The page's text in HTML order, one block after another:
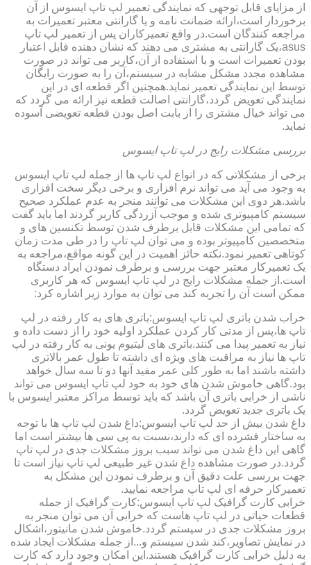
از مزایای قابل توجهی که نمایندگی تعمیر لپ تاپ ایسوس از آن
برخوردار است،ارائه ضمانت نامه و یا گارانتی معتبر تعمیرات به
مراجعه کنندگان است.در واقع تعمیرکاران پس از تعمیر لپ تاپ
asus،یک گارانتی به مشتری می دهند که نشان دهنده قابل اعتبار
بودن تعمیرات است و با استفاده از آن،کاربر می تواند در صورت
مشاهده مجدد مشکل مشابه در سیستم،آن را به صورت رایگان
توسط این نمایندگی تعمیر نماید.همچنین اگر قطعه ای در این
نمایندگی تعویض گردد،گارانتی اصالت قطعه نیز ارائه می گردد که
می تواند خیال مشتری را از بابت اصل بودن قطعه تعویضی آسوده
نماید.
بررسی مشکلات رایج در لپ تاپ ایسوس
برخی از مشکلاتی که در انواع لپ تاپ ها از جمله لپ تاپ ایسوس
به وجود می آید می تواند نرم افزاری و برخی دیگر سخت افزاری
باشد.هر دوی این مشکلات می توانند منجر به عدم عملکرد صحیح
سیستم کامپیوتری شده و موجب آزردگی کاربر گردند اما باید گفت
که تمامی این مشکلات قابل برطرف شدن توسط تکنسین های و
متخصصین کامپیوتر بوده و می توان لپ تاپ را در طی مدت زمان
کوتاهی تعمیر نمود.نکته حائز اهمیت در این گونه مواقع،مراجعه به
یک تعمیرکار معتبر جهت بررسی و برطرف نمودن ایراد دستگاه
است.از جمله مشکلات رایج در لپ تاپ ایسوس که هر کاربری
ممکن است آن را تجربه کند می توان به موارد زیر اشاره کرد:
خراب شدن باتری لپ تاپ ایسوس:باتری های به کار رفته در لپ
تاپ ها،پس از مدتی کار کردن عملکرد اولیه خود را از دست داده و
نیاز به تعمیر پیدا می کنند.باتری های لیتیوم یونی به کار رفته در لپ
تاپ ها نیاز به مراقبت های ویژه ای داشته تا طول عمر بالاتری
داشته باشند اما به طور کلی عمر مفید آنها دو تا سه سال خواهد
بود.گاهی خاموش شدن های خود به خود لپ تاپ ایسوس می تواند
ناشی از خرابی باتری آن باشد که باید توسط مراکز معتبر ایسوس با
یک باتری جدید تعویض گردد.
داغ شدن بیش از حد لپ تاپ ایسوس:داغ شدن لپ تاپ ها با توجه
به ساختار فشرده ای که دارند،نسبت به پی سی ها بیشتر است اما
گاهی این داغ شدن می تواند سبب بروز مشکلات جدی در لپ تاپ
گردد.در صورت مشاهده داغ شدن غیر طبیعی لپ تاپ نیاز است تا
جهت بررسی علت دقیق آن و برطرف نمودن این مشکل به
تعمیرکار حرفه ای لپ تاپ مراجعه نمایید.
خرابی کارت گرافیک لپ تاپ ایسوس:کارت گرافیک از جمله
قطعات حیاتی در لپ تاپ هاست که خرابی آن می توان منجر به
بروز مشکلات جدی در سیستم گردد.خاموش شدن مانیتور،اشکال
در نمایش تصاویر،کند شدن سیستم و...از جمله مشکلات ایجاد شده
به دلیل خرابی کارت گرافیک هستند.این امکان وجود دارد که کارت